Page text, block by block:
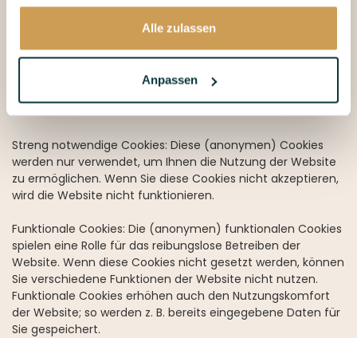
gesammelt haben.
Alle zulassen
Anpassen
bestmögliche Benutzererfahrung zu garantieren. Viele
Anwendungen auf unserer Website funktionieren nicht
ohne Cookies. In keinem Fall sind die Informationen, die wir
in Cookies sammeln oder die in unserem Namen in Cookies
gesammelt werden, persönlich verfolgbar oder
Cookies:
Streng notwendige Cookies: Diese (anonymen) Cookies
werden nur verwendet, um Ihnen die Nutzung der Website
zu ermöglichen. Wenn Sie diese Cookies nicht akzeptieren,
wird die Website nicht funktionieren.
Funktionale Cookies: Die (anonymen) funktionalen Cookies
spielen eine Rolle für das reibungslose Betreiben der
Website. Wenn diese Cookies nicht gesetzt werden, können
Sie verschiedene Funktionen der Website nicht nutzen.
Funktionale Cookies erhöhen auch den Nutzungskomfort
der Website; so werden z. B. bereits eingegebene Daten für
Sie gespeichert.